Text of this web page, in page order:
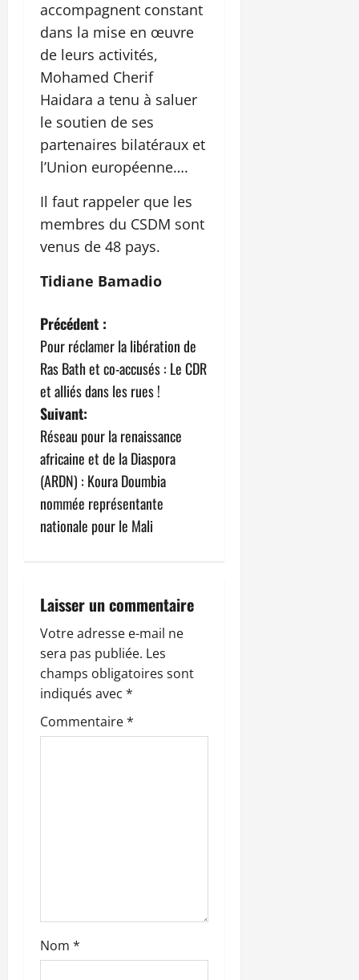
accompagnent constant
dans la mise en œuvre
de leurs activités,
Mohamed Cherif
Haidara a tenu à saluer
le soutien de ses
partenaires bilatéraux et
l’Union européenne….
Il faut rappeler que les
membres du CSDM sont
venus de 48 pays.
Tidiane Bamadio
N
a
v
i
g
a
t
o
n
d
’
a
e
Précédent :
Pour réclamer la libération de
Ras Bath et co-accusés : Le CDR
et alliés dans les rues !
Suivant:
Réseau pour la renaissance
africaine et de la Diaspora
(ARDN) : Koura Doumbia
nommée représentante
nationale pour le Mali
Laisser un commentaire
Votre adresse e-mail ne
sera pas publiée. Les
champs obligatoires sont
indiqués avec *
Commentaire*
Nom *